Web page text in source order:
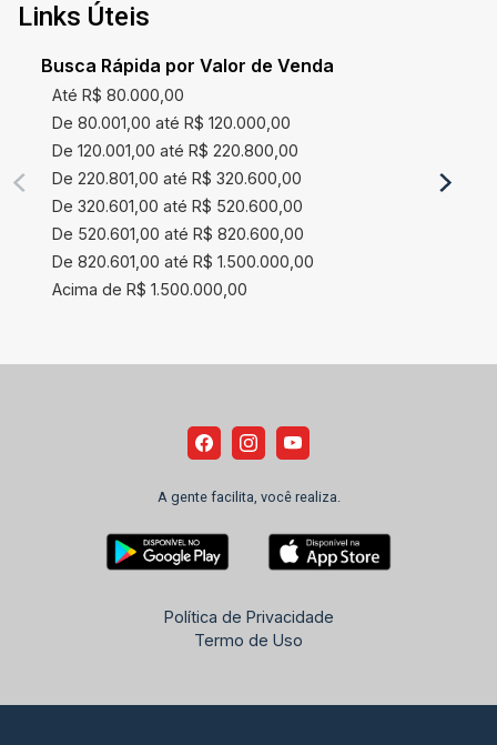
Links Úteis
Busca Rápida por Valor de Venda
Até R$ 80.000,00
De 80.001,00 até R$ 120.000,00
De 120.001,00 até R$ 220.800,00
De 220.801,00 até R$ 320.600,00
De 320.601,00 até R$ 520.600,00
De 520.601,00 até R$ 820.600,00
De 820.601,00 até R$ 1.500.000,00
Acima de R$ 1.500.000,00
A gente facilita, você realiza.
Política de Privacidade
Termo de Uso